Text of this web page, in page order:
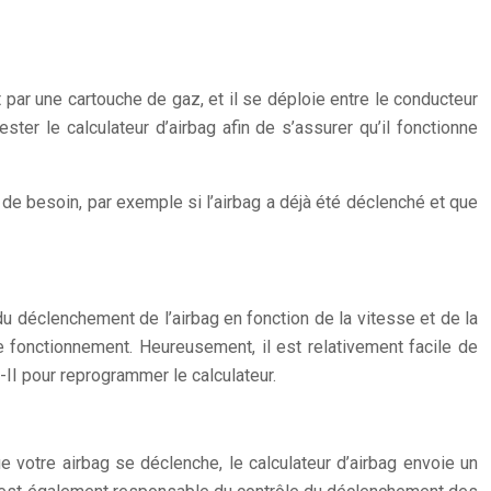
une cartouche de gaz, et il se déploie entre le conducteur
le calculateur d’airbag afin de s’assurer qu’il fonctionne
besoin, par exemple si l’airbag a déjà été déclenché et que
déclenchement de l’airbag en fonction de la vitesse et de la
Heureusement, il est relativement facile de
pour reprogrammer le calculateur.
airbag se déclenche, le calculateur d’airbag envoie un